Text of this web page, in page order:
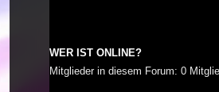
WER IST ONLINE?
Mitglieder in diesem Forum: 0